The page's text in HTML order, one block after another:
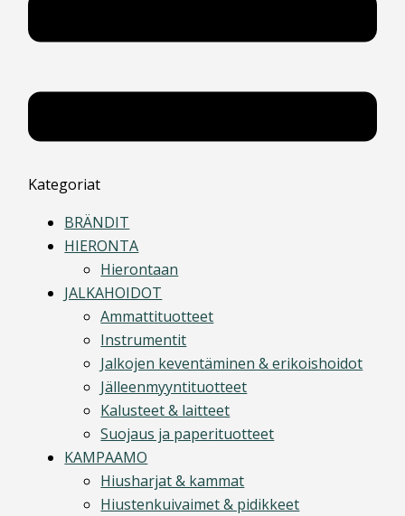
Kategoriat
BRÄNDIT
HIERONTA
Hierontaan
JALKAHOIDOT
Ammattituotteet
Instrumentit
Jalkojen keventäminen & erikoishoidot
Jälleenmyyntituotteet
Kalusteet & laitteet
Suojaus ja paperituotteet
KAMPAAMO
Hiusharjat & kammat
Hiustenkuivaimet & pidikkeet